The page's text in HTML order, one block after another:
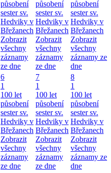
působení
sester sv.
Hedviky v
Břežanech
Zobrazit
všechny
záznamy
ze dne
působení
sester sv.
Hedviky v
Břežanech
Zobrazit
všechny
záznamy
ze dne
působení
sester sv.
Hedviky v
Břežanech
Zobrazit
všechny
záznamy ze
dne
6
1
100 let
působení
sester sv.
Hedviky v
Břežanech
Zobrazit
všechny
záznamy
ze dne
7
1
100 let
působení
sester sv.
Hedviky v
Břežanech
Zobrazit
všechny
záznamy
ze dne
8
1
100 let
působení
sester sv.
Hedviky v
Břežanech
Zobrazit
všechny
záznamy ze
dne